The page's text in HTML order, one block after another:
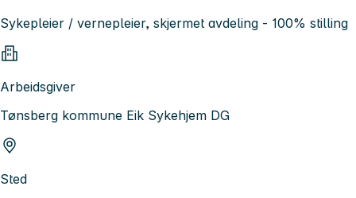
Sykepleier / vernepleier, skjermet avdeling - 100% stilling
Arbeidsgiver
Tønsberg kommune Eik Sykehjem DG
Sted